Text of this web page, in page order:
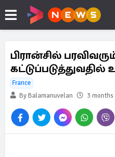
பிரான்சில்
France
By Balamanuvelan
3 months